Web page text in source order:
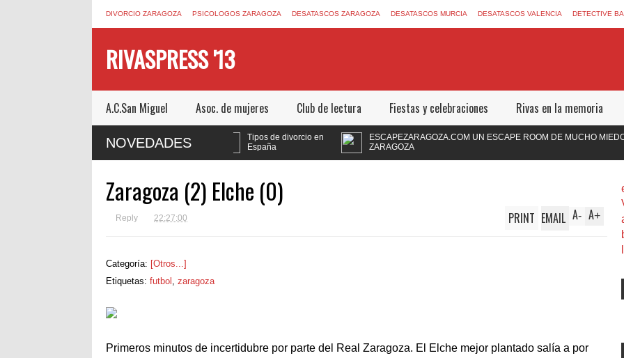
DIVORCIO ZARAGOZA PSICOLOGOS ZARAGOZA DESATASCOS ZARAGOZA DESATASCOS MURCIA DESATASCOS VALENCIA DETECTIVE
RIVASPRESS '13
A.C.San Miguel Asoc. de mujeres Club de lectura Fiestas y celebraciones Rivas en la memoria
NOVEDADES
UN NUEVO ESTILO A SU BAÑO, SIN
Tipos de divorcio en
ESCAPEZARAGOZA.COM UN ESCAPE ROOM DE MUCHO MIEDO EN
ZARAGOZA
Zaragoza (2) Elche (0)
Reply 22:27:00 A+
A-
PRINT EMAIL
Categoría: [Otros...]
Etiquetas: futbol , zaragoza
Primeros minutos de incertidubre por parte del Real Zaragoza. El Elche mejor plantado salía a por